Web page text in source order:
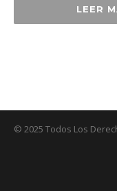
LEER
© 2025 Todos Los